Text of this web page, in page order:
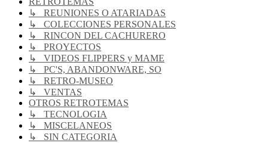
↳ REUNIONES O ATARIADAS
↳ COLECCIONES PERSONALES
↳ RINCON DEL CACHURERO
↳ PROYECTOS
↳ VIDEOS FLIPPERS y MAME
↳ PC'S, ABANDONWARE, SO
↳ RETRO-MUSEO
↳ VENTAS
OTROS RETROTEMAS
↳ TECNOLOGIA
↳ MISCELANEOS
↳ SIN CATEGORIA